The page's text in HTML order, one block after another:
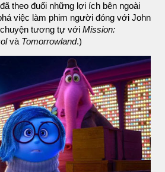
theo đuổi những lợi ích bên ngoài
việc làm phim người đóng với John
tương tự với Mission:
và Tomorrowland.)